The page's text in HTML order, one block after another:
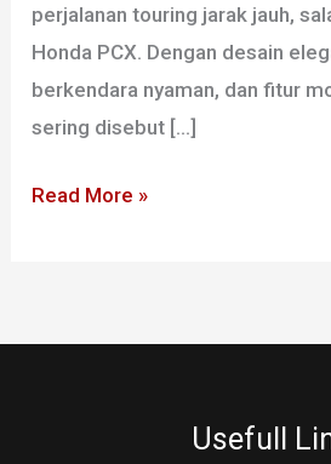
perjalanan touring jarak jauh,
Honda PCX. Dengan desain
berkendara nyaman, dan fitur
sering disebut […]
Read More »
Usefull